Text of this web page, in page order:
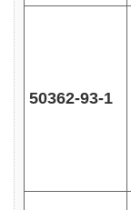
50362-93-1